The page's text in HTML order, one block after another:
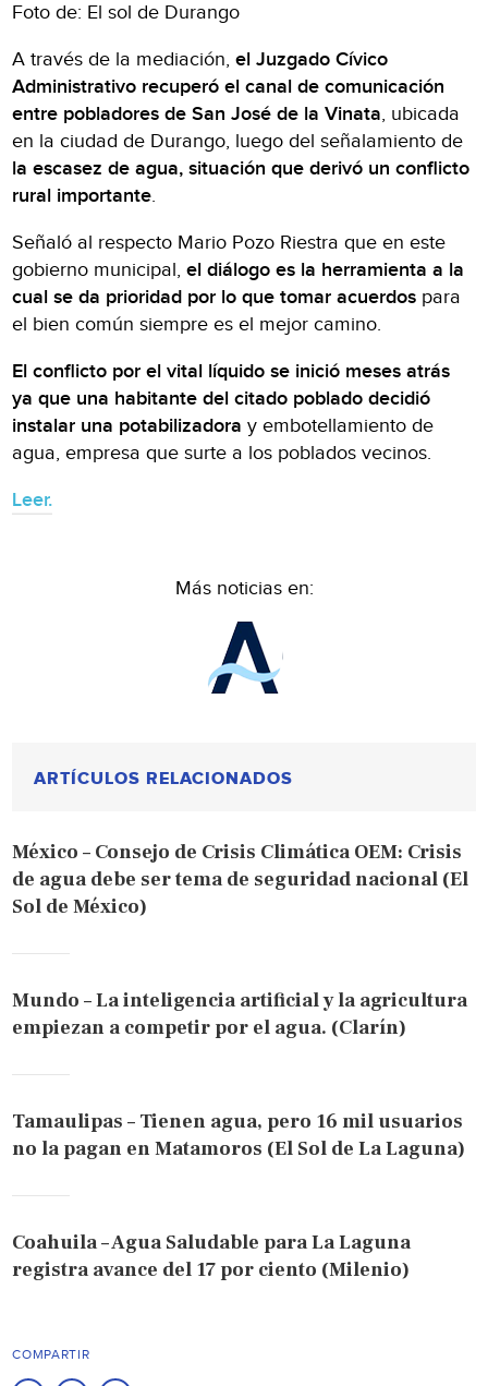
Foto de: El sol de Durango
A través de la mediación,el Juzgado Cívico
Administrativo recuperó el canal de comunicación
entre pobladores de San José de la Vinata, ubicada
en la ciudad de Durango, luego del señalamiento de
la escasez de agua, situación que derivó un conflicto
rural importante.
Señaló al respecto Mario Pozo Riestra que en este
gobierno municipal,el diálogo es la herramienta a la
cual se da prioridad por lo que tomar acuerdos para
el bien común siempre es el mejor camino.
El conflicto por el vital líquido se inició meses atrás
ya que una habitante del citado poblado decidió
instalar una potabilizadora y embotellamiento de
agua, empresa que surte a los poblados vecinos.
Leer.
Más noticias en:
ARTÍCULOS RELACIONADOS
México – Consejo de Crisis Climática OEM: Crisis
de agua debe ser tema de seguridad nacional (El
Sol de México)
Mundo – La inteligencia artificial y la agricultura
empiezan a competir por el agua. (Clarín)
Tamaulipas – Tienen agua, pero 16 mil usuarios
no la pagan en Matamoros (El Sol de La Laguna)
Coahuila – Agua Saludable para La Laguna
registra avance del 17 por ciento (Milenio)
COMPARTIR